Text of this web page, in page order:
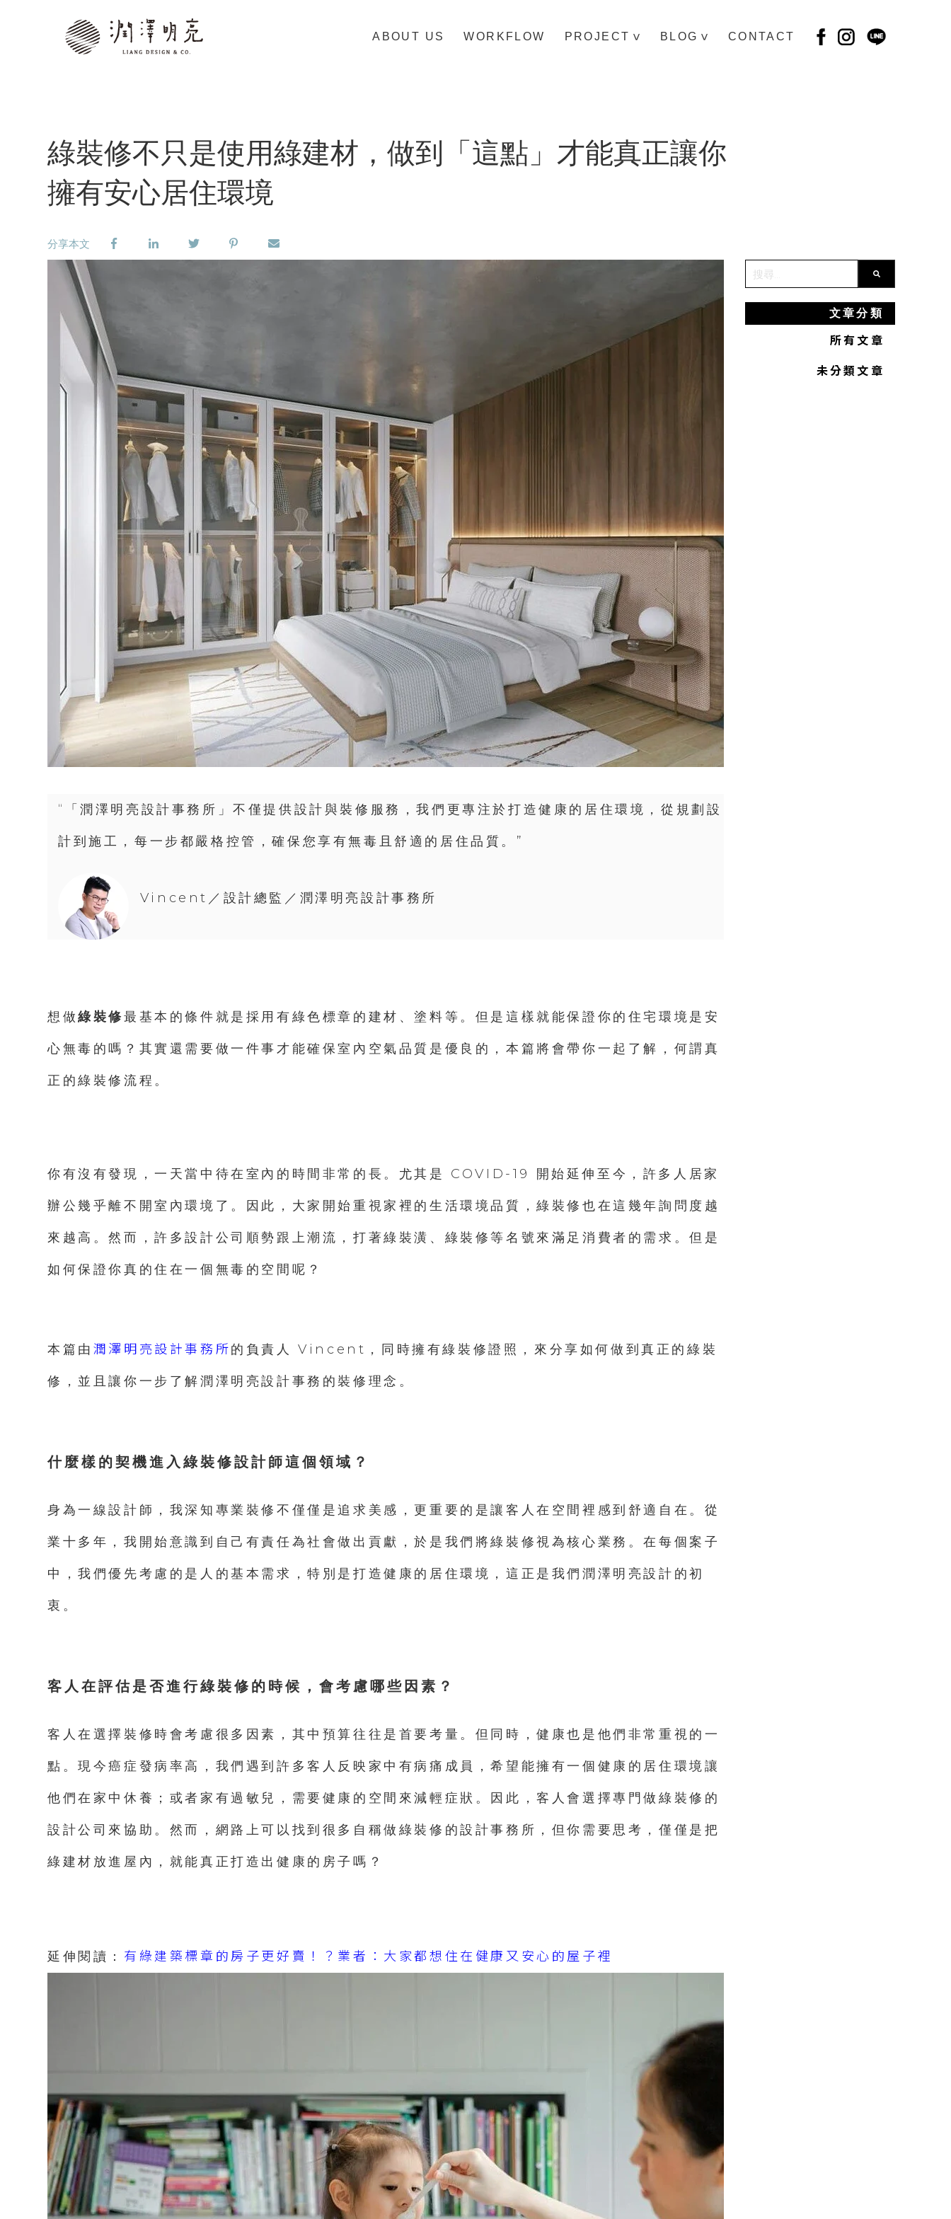
ABOUT US WORKFLOW PROJECT > BLOG > CONTACT
綠裝修不只是使用綠建材，做到「這點」才能真正讓你
擁有安心居住環境
分享本文
“「潤澤明亮設計事務所」不僅提供設計與裝修服務，我們更專注於打造健康的居住環境，從規劃設
計到施工，每一步都嚴格控管，確保您享有無毒且舒適的居住品質。”
Vincent／設計總監／潤澤明亮設計事務所
想做綠裝修最基本的條件就是採用有綠色標章的建材、塗料等。但是這樣就能保證你的住宅環境是安
心無毒的嗎？其實還需要做一件事才能確保室內空氣品質是優良的，本篇將會帶你一起了解，何謂真
正的綠裝修流程。
你有沒有發現，一天當中待在室內的時間非常的長。尤其是 COVID-19 開始延伸至今，許多人居家
辦公幾乎離不開室內環境了。因此，大家開始重視家裡的生活環境品質，綠裝修也在這幾年詢問度越
來越高。然而，許多設計公司順勢跟上潮流，打著綠裝潢、綠裝修等名號來滿足消費者的需求。但是
如何保證你真的住在一個無毒的空間呢？
本篇由 潤澤明亮設計事務所的負責人 Vincent，同時擁有綠裝修證照，來分享如何做到真正的綠裝
修，並且讓你一步了解潤澤明亮設計事務的裝修理念。
什麼樣的契機進入綠裝修設計師這個領域？
身為一線設計師，我深知專業裝修不僅僅是追求美感，更重要的是讓客人在空間裡感到舒適自在。從
業十多年，我開始意識到自己有責任為社會做出貢獻，於是我們將綠裝修視為核心業務。在每個案子
中，我們優先考慮的是人的基本需求，特別是打造健康的居住環境，這正是我們潤澤明亮設計的初
衷。
客人在評估是否進行綠裝修的時候，會考慮哪些因素？
客人在選擇裝修時會考慮很多因素，其中預算往往是首要考量。但同時，健康也是他們非常重視的一
點。現今癌症發病率高，我們遇到許多客人反映家中有病痛成員，希望能擁有一個健康的居住環境讓
他們在家中休養；或者家有過敏兒，需要健康的空間來減輕症狀。因此，客人會選擇專門做綠裝修的
設計公司來協助。然而，網路上可以找到很多自稱做綠裝修的設計事務所，但你需要思考，僅僅是把
綠建材放進屋內，就能真正打造出健康的房子嗎？
延伸閱讀： 有綠建築標章的房子更好賣！？業者：大家都想住在健康又安心的屋子裡
This is a search field with an auto-
文章分類
所有文章
未分類文章